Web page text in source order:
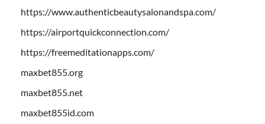
https://www.authenticbeautysalonandspa.com/
https://airportquickconnection.com/
https://freemeditationapps.com/
maxbet855.org
maxbet855.net
maxbet855id.com